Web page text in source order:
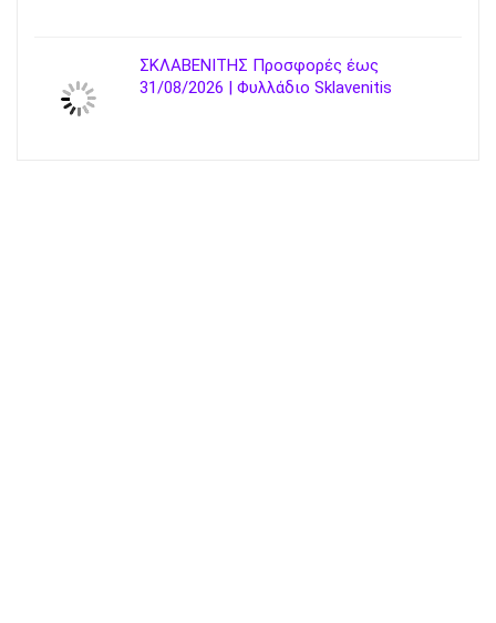
ΣΚΛΑΒΕΝΙΤΗΣ Προσφορές έως
31/08/2026 | Φυλλάδιο Sklavenitis